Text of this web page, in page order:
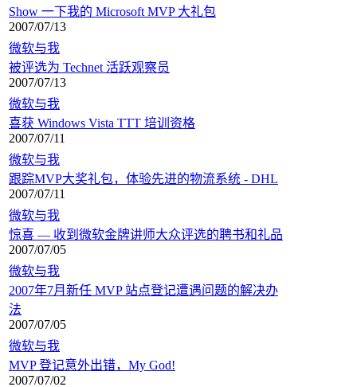
Show 一下我的 Microsoft MVP 大礼包
2007/07/13
微软与我
被评选为 Technet 活跃观察员
2007/07/13
微软与我
喜获 Windows Vista TTT 培训资格
2007/07/11
微软与我
跟踪MVP大奖礼包，体验先进的物流系统 - DHL
2007/07/11
微软与我
惊喜 — 收到微软金牌讲师大众评选的聘书和礼品
2007/07/05
微软与我
2007年7月新任 MVP 站点登记遭遇问题的解决办
法
2007/07/05
微软与我
MVP 登记意外出错，My God!
2007/07/02